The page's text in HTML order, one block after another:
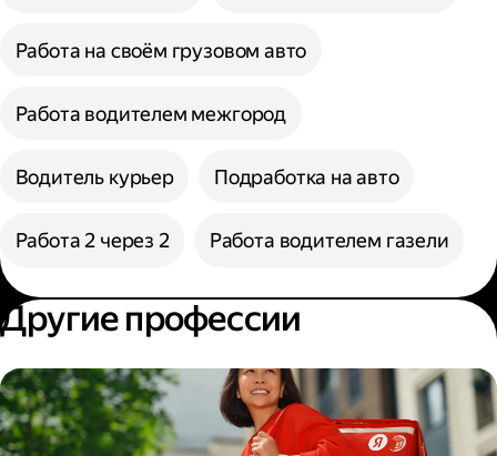
Работа на своём грузовом авто
Работа водителем межгород
Водитель курьер Подработка на авто
Работа 2 через 2 Работа водителем газели
Другие профессии